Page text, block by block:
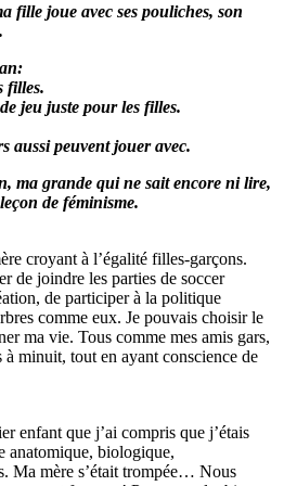
fille joue avec ses pouliches, son
filles.
jeu juste pour les filles.
aussi peuvent jouer avec.
ma grande qui ne sait encore ni lire,
de féminisme.
croyant à l’égalité filles-garçons.
de joindre les parties de soccer
de participer à la politique
comme eux. Je pouvais choisir le
ma vie. Tous comme mes amis gars,
à minuit, tout en ayant conscience de
enfant que j’ai compris que j’étais
anatomique, biologique,
Ma mère s’était trompée… Nous